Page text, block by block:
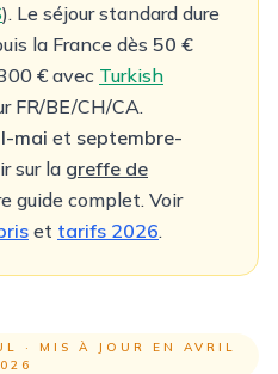
). Le séjour standard dure
la France dès 50 €
€ avec Turkish
FR/BE/CH/CA.
mai et septembre-
sur la greffe de
guide complet. Voir
et tarifs 2026.
· MIS À JOUR EN AVRIL